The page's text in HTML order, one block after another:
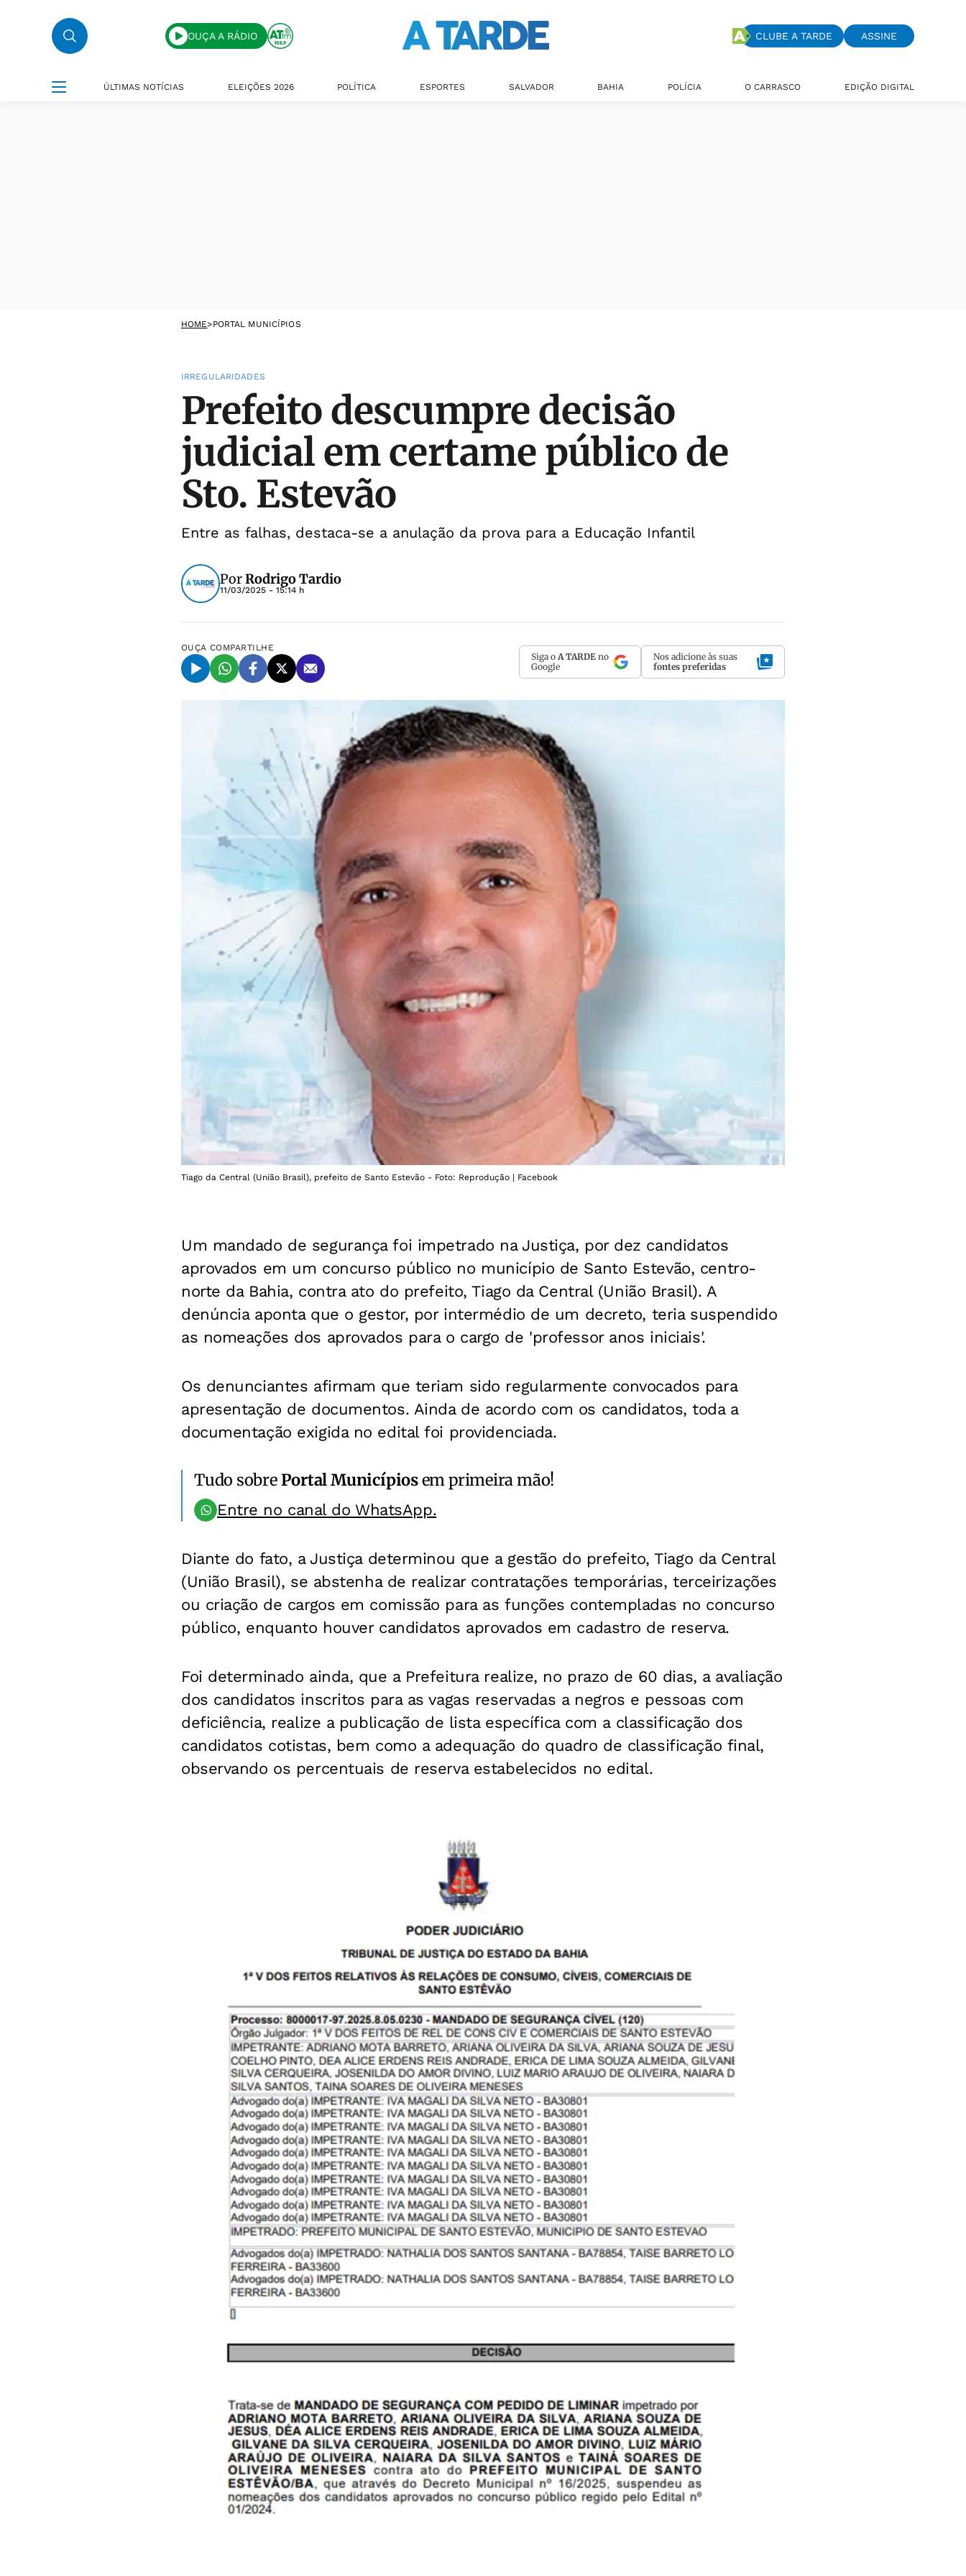
OUÇA A RÁDIO CLUBE A TARDE ASSINE
ÚLTIMAS NOTÍCIAS ELEIÇÕES 2026 POLÍTICA ESPORTES SALVADOR BAHIA POLÍCIA O CARRASCO EDIÇÃO DIGITAL
HOME>PORTAL MUNICÍPIOS
IRREGULARIDADES
Prefeito descumpre decisão
judicial em certame público de
Sto. Estevão
Entre as falhas, destaca-se a anulação da prova para a Educação Infantil
PorRodrigo Tardio
11/03/2025 - 15:14 h
OUÇA COMPARTILHE
Siga o A TARDE no
Google
Nos adicione às suas
fontes preferidas
Tiago da Central (União Brasil), prefeito de Santo Estevão - Foto: Reprodução | Facebook
Um mandado de segurança foi impetrado na Justiça, por dez candidatos
aprovados em um concurso público no município de Santo Estevão, centro-
norte da Bahia, contra ato do prefeito, Tiago da Central (União Brasil). A
denúncia aponta que o gestor, por intermédio de um decreto, teria suspendido
as nomeações dos aprovados para o cargo de 'professor anos iniciais'.
Os denunciantes afirmam que teriam sido regularmente convocados para
apresentação de documentos. Ainda de acordo com os candidatos, toda a
documentação exigida no edital foi providenciada.
Tudo sobrePortal Municípiosem primeira mão!
Entre no canal do WhatsApp.
Diante do fato, a Justiça determinou que a gestão do prefeito, Tiago da Central
(União Brasil), se abstenha de realizar contratações temporárias, terceirizações
ou criação de cargos em comissão para as funções contempladas no concurso
público, enquanto houver candidatos aprovados em cadastro de reserva.
Foi determinado ainda, que a Prefeitura realize, no prazo de 60 dias, a avaliação
dos candidatos inscritos para as vagas reservadas a negros e pessoas com
deficiência, realize a publicação de lista específica com a classificação dos
candidatos cotistas, bem como a adequação do quadro de classificação final,
observando os percentuais de reserva estabelecidos no edital.